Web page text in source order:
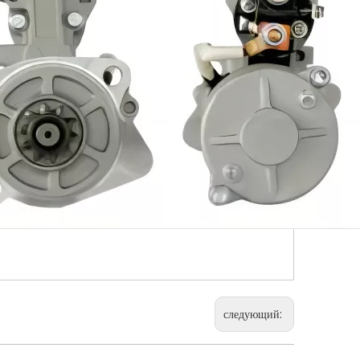
следующий: